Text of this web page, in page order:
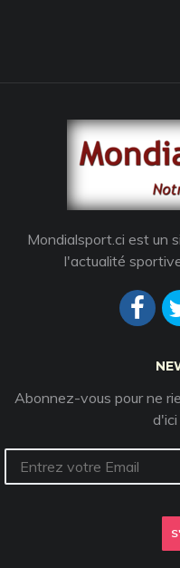
Mondialsport.ci est un
l'actualité
Abonnez-vous pour ne